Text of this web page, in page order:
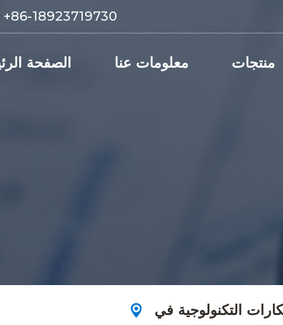
+86-18923719730
الصفحة معلومات عنا منتجات
التكنولوجية في